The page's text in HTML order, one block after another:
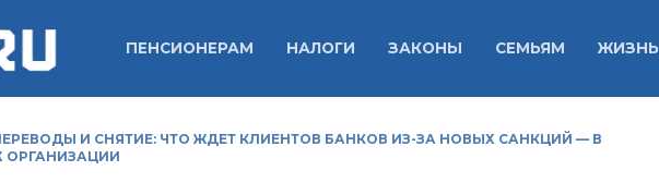
ПЕНСИОНЕРАМ НАЛОГИ ЗАКОНЫ СЕМЬЯМ ЖИЗНЬ
И СНЯТИЕ: ЧТО ЖДЕТ КЛИЕНТОВ БАНКОВ ИЗ-ЗА НОВЫХ САНКЦИЙ — В
ОРГАНИЗАЦИИ